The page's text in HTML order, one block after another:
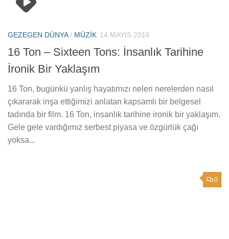
GEZEGEN DÜNYA/ MÜZIK 14 MAYIS 2016
16 Ton – Sixteen Tons: İnsanlık Tarihine
İronik Bir Yaklaşım
16 Ton, bugünkü yanlış hayatımızı neleri nerelerden nasıl
çıkararak inşa ettiğimizi anlatan kapsamlı bir belgesel
tadında bir film. 16 Ton, insanlık tarihine ironik bir yaklaşım.
Gele gele vardığımız serbest piyasa ve özgürlük çağı
yoksa...
0